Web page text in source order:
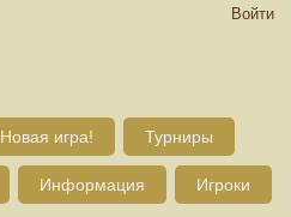
Войти
Новая игра! Турниры
Информация Игроки